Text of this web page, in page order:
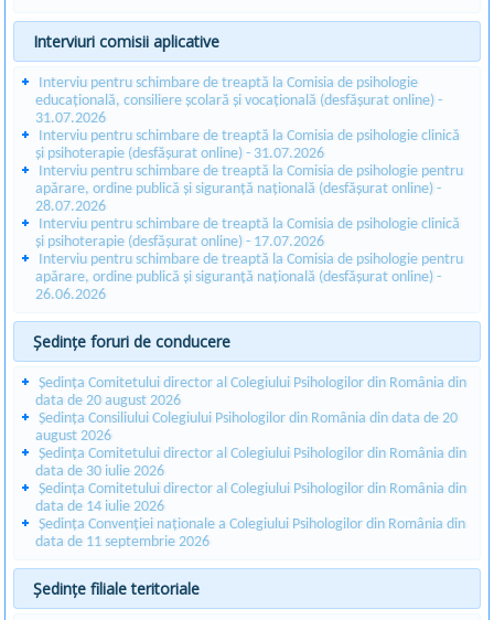
Interviuri comisii aplicative
Interviu pentru schimbare de treaptă la Comisia de psihologie
educațională, consiliere școlară și vocațională (desfășurat online) -
31.07.2026
Interviu pentru schimbare de treaptă la Comisia de psihologie clinică
și psihoterapie (desfășurat online) - 31.07.2026
Interviu pentru schimbare de treaptă la Comisia de psihologie pentru
apărare, ordine publică și siguranță națională (desfășurat online) -
28.07.2026
Interviu pentru schimbare de treaptă la Comisia de psihologie clinică
și psihoterapie (desfășurat online) - 17.07.2026
Interviu pentru schimbare de treaptă la Comisia de psihologie pentru
apărare, ordine publică și siguranță națională (desfășurat online) -
26.06.2026
Ședințe foruri de conducere
Ședința Comitetului director al Colegiului Psihologilor din România din
data de 20 august 2026
Ședința Consiliului Colegiului Psihologilor din România din data de 20
august 2026
Ședința Comitetului director al Colegiului Psihologilor din România din
data de 30 iulie 2026
Ședința Comitetului director al Colegiului Psihologilor din România din
data de 14 iulie 2026
Ședința Convenției naționale a Colegiului Psihologilor din România din
data de 11 septembrie 2026
Ședințe filiale teritoriale